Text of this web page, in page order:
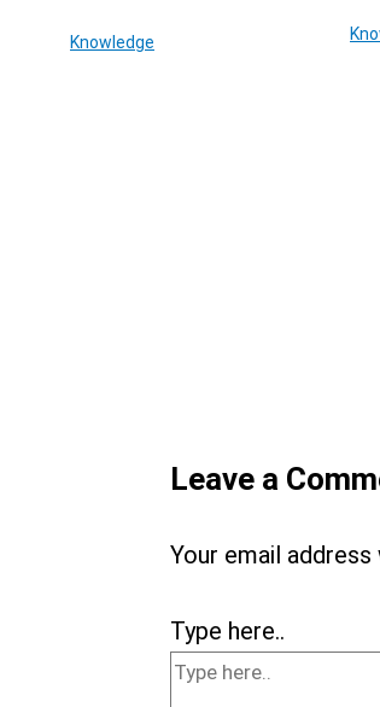
Knowledge
Leave a
Your email
Type here..